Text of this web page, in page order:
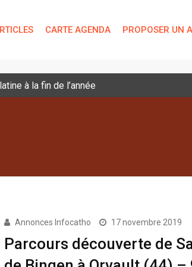
CARTE AGENDA PROPOSER UN
à la fin de l’année
Annonces Infocatho 17 novembre 2019
Parcours découverte de